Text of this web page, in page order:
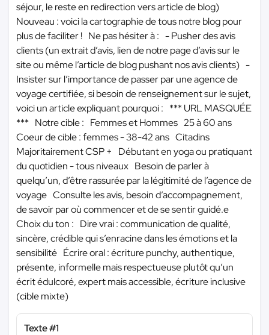
séjour, le reste en redirection vers article de blog)
Nouveau : voici la cartographie de tous notre blog pour
plus de faciliter ! Ne pas hésiter à : - Pusher des avis
clients (un extrait d’avis, lien de notre page d’avis sur le
site ou même l’article de blog pushant nos avis clients) -
Insister sur l’importance de passer par une agence de
voyage certifiée, si besoin de renseignement sur le sujet,
voici un article expliquant pourquoi : *** URL MASQUÉE
*** Notre cible : Femmes et Hommes 25 à 60 ans
Coeur de cible : femmes - 38-42 ans Citadins
Majoritairement CSP + Débutant en yoga ou pratiquant
du quotidien - tous niveaux Besoin de parler à
quelqu’un, d’être rassurée par la légitimité de l’agence de
voyage Consulte les avis, besoin d’accompagnement,
de savoir par où commencer et de se sentir guidé.e
Choix du ton : Dire vrai : communication de qualité,
sincère, crédible qui s’enracine dans les émotions et la
sensibilité Écrire oral : écriture punchy, authentique,
présente, informelle mais respectueuse plutôt qu’un
écrit édulcoré, expert mais accessible, écriture inclusive
(cible mixte)
Texte #1